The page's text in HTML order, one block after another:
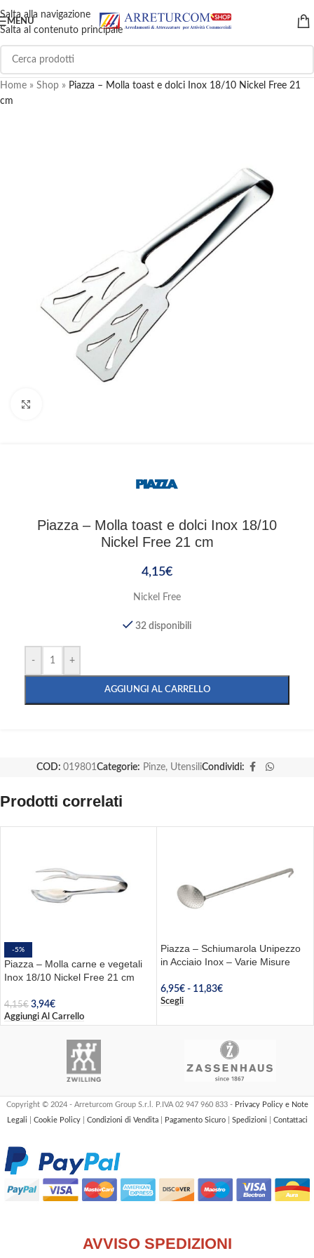
Salta alla navigazione
Salta al contenuto principale
MENU
Home » Shop » Piazza – Molla toast e dolci Inox 18/10 Nickel Free 21
cm
Piazza – Molla toast e dolci Inox 18/10
Nickel Free 21 cm
4,15€
Nickel Free
32 disponibili
- +
AGGIUNGI AL CARRELLO
COD: 019801 Categorie: Pinze, UtensiliCondividi:
Prodotti correlati
-5%
Piazza – Molla carne e vegetali
Inox 18/10 Nickel Free 21 cm
4,15€ 3,94€
Aggiungi Al Carrello
Piazza – Schiumarola Unipezzo
in Acciaio Inox – Varie Misure
6,95€ - 11,83€
Scegli
Copyright © 2024 - Arreturcom Group S.r.l. P.IVA 02 947 960 833 - Privacy Policy e Note
Legali
Cookie Policy Condizioni di Vendita Pagamento Sicuro Spedizioni Contattaci
AVVISO SPEDIZIONI